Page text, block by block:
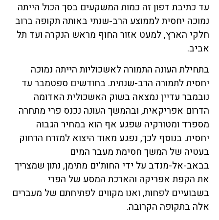
עד כתיבת דפון זה כמות המשקעים בסך הכול הייתה
נמוכה יחסית לממוצע הרב-שנתי באותה תקופה ברוב
חלקי הארץ, למעט אזור החוף מראש הנקרה ועד תל
אביב.
בתחילת העונה התמורה לאשכוליות הייתה נמוכה
יחסית לתמורה הרב-שנתית. בחודשים ספטמבר עד
נובמבר עדיין נמצאה בשוק האשכולית האדומה
הדרום אפריקאית, ובהמשך העונה נכנס פרי מתחרה
מספרד ומטורקיה שפגע אף הוא במחיר הגבוה
יחסית. בנוסף לכך, נפגע מאוד היצוא למזרח הרחוק
בעטיה של המשך חסימת מעבר המים
בבאב-אל-מנדב על ידי החות'ים מתימן, נתון שמצריך
את הקפת אפריקה והארכת המסע של הפרי
בשבועיים לפחות, ואנו מקווים לפתיחתם של מעברים
אלה בתקופה הקרובה.